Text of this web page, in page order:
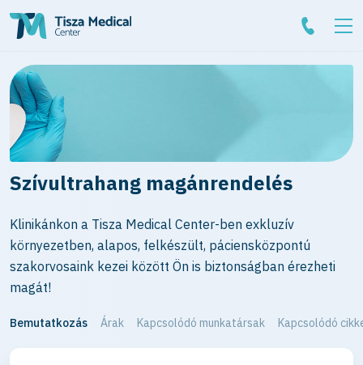
Szívultrahang magánrendelés
Klinikánkon a Tisza Medical Center-ben exkluzív
környezetben, alapos, felkészült, páciensközpontú
szakorvosaink kezei között Ön is biztonságban érezheti
magát!
Bemutatkozás Árak Kapcsolódó munkatársak Kapcsolódó